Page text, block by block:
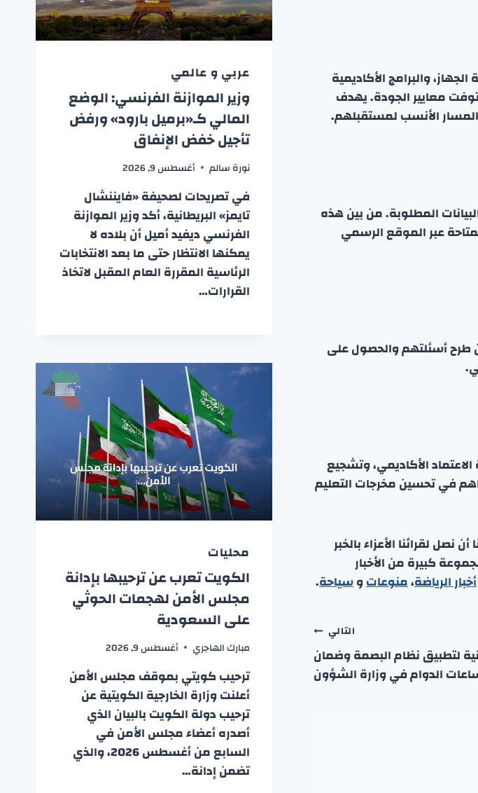
والبرامج الأكاديمية
معايير الجودة. يهدف
الأنسب لمستقبلهم.
المطلوبة. من بين هذه
عبر الموقع الرسمي
طرح أسئلتهم والحصول على
الأكاديمي، وتشجيع
في تحسين مخرجات التعليم
لقرائنا الأعزاء بالخبر
كبيرة من الأخبار
أخبار الرياضة،منوعاتوسياحة.
التالي
لتطبيق نظام البصمة وضمان
الدوام في وزارة الشؤون
عربي و عالمي
وزير الموازنة الفرنسي: الوضع
المالي كـ«برميل بارود» ورفض
تأجيل خفض الإنفاق
نورة سالم أغسطس 9, 2026
في تصريحات لصحيفة «فايننشال
تايمز» البريطانية، أكد وزير الموازنة
الفرنسي ديفيد أميل أن بلاده لا
يمكنها الانتظار حتى ما بعد الانتخابات
الرئاسية المقررة العام المقبل لاتخاذ
القرارات…
محليات
الكويت تعرب عن ترحيبها بإدانة
مجلس الأمن لهجمات الحوثي
على السعودية
مبارك الهاجري أغسطس 9, 2026
ترحيب كويتي بموقف مجلس الأمن
أعلنت وزارة الخارجية الكويتية عن
ترحيب دولة الكويت بالبيان الذي
أصدره أعضاء مجلس الأمن في
السابع من أغسطس 2026، والذي
تضمن إدانة…